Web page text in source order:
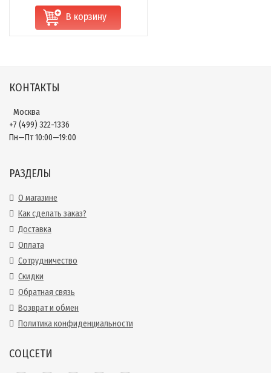
В корзину
КОНТАКТЫ
Москва
+7 (499) 322-1336
Пн—Пт 10:00—19:00
РАЗДЕЛЫ
О магазине
Как сделать заказ?
Доставка
Оплата
Сотрудничество
Скидки
Обратная связь
Возврат и обмен
Политика конфиденциальности
СОЦСЕТИ